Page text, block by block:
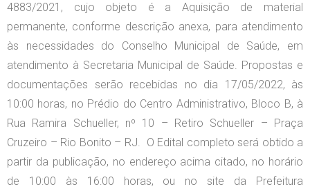
4883/2021, cujo objeto é a Aquisição de material
permanente, conforme descrição anexa, para atendimento
às necessidades do Conselho Municipal de Saúde, em
atendimento à Secretaria Municipal de Saúde. Propostas e
documentações serão recebidas no dia 17/05/2022, às
10:00 horas, no Prédio do Centro Administrativo, Bloco B, à
Rua Ramira Schueller, nº 10 – Retiro Schueller – Praça
Cruzeiro – Rio Bonito – RJ. O Edital completo será obtido a
partir da publicação, no endereço acima citado, no horário
de 10:00 às 16:00 horas, ou no site da Prefeitura